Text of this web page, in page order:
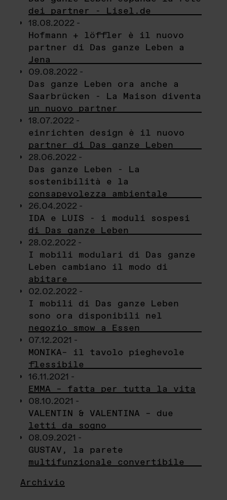
dei partner - Lisel.de
18.08.2022 -
Hofmann + löffler è il nuovo
partner di Das ganze Leben a
Jena
09.08.2022 -
Das ganze Leben ora anche a
Saarbrücken - La Maison diventa
un nuovo partner
18.07.2022 -
einrichten design è il nuovo
partner di Das ganze Leben
28.06.2022 -
Das ganze Leben - La
sostenibilità e la
consapevolezza ambientale
26.04.2022 -
IDA e LUIS - i moduli sospesi
di Das ganze Leben
28.02.2022 -
I mobili modulari di Das ganze
Leben cambiano il modo di
abitare
02.02.2022 -
I mobili di Das ganze Leben
sono ora disponibili nel
negozio smow a Essen
07.12.2021 -
MONIKA– il tavolo pieghevole
flessibile
16.11.2021 -
EMMA – fatta per tutta la vita
08.10.2021 -
VALENTIN & VALENTINA – due
letti da sogno
08.09.2021 -
GUSTAV, la parete
multifunzionale convertibile
Archivio